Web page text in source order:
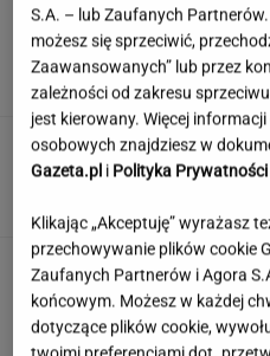
dobry pomysł?
Nie czekaj, aż
oznaczać, że
kredyty za
ludzie
SUBSKRYPCJA
S.A. – lub Zaufanych
możesz się sprzeciwić,
Zaawansowanych” lub przez
zależności od zakresu
jest kierowany. Więcej
osobowych znajdziesz w
Gazeta.pl i Polityka Prywatności
Klikając „Akceptuję” wyrażasz
przechowywanie plików cookie
Zaufanych Partnerów i Agora
końcowym. Możesz w każdej
dotyczące plików cookie,